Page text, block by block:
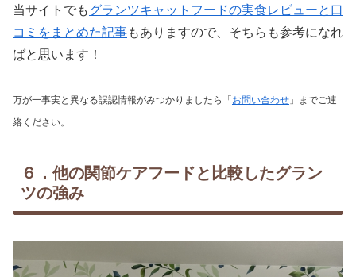
当サイトでもグランツキャットフードの実食レビューと口
コミをまとめた記事もありますので、そちらも参考になれ
ばと思います！
万が一事実と異なる誤認情報がみつかりましたら「 お問い合わせ 」までご連
絡ください。
６．他の関節ケアフードと比較したグラン
ツの強み